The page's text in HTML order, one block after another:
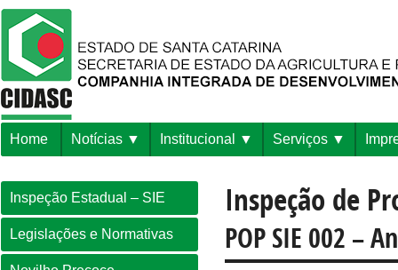
Home Notícias Institucional Serviços
Inspeção Estadual – SIE
Legislações e Normativas
Inspeção de
POP SIE 002 –